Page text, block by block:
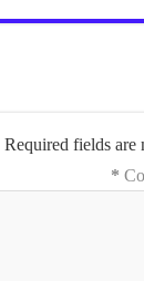
Required fields are
*